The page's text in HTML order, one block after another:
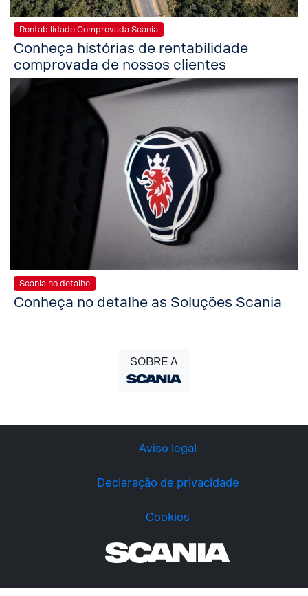
Rentabilidade Comprovada Scania
Conheça histórias de rentabilidade
comprovada de nossos clientes
Scania no detalhe
Conheça no detalhe as Soluções Scania
SOBRE A
Aviso legal
Declaração de privacidade
Cookies